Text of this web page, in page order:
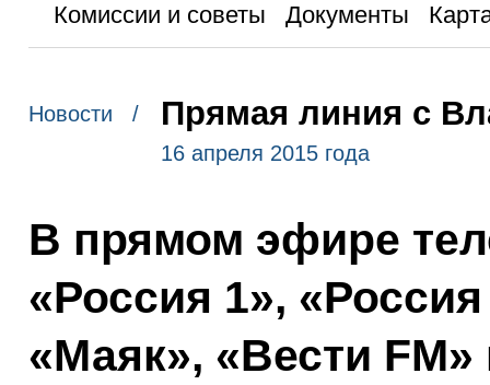
Комиссии и советы
Документы
Новости / Прямая линия с
16 апреля 2015 года
В прямом эфире
«Россия 1»,
«Маяк», «Вести